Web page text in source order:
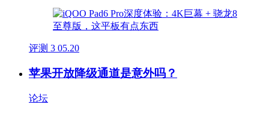
评测 3 05.20
苹果开放降级通道是意外吗？
论坛